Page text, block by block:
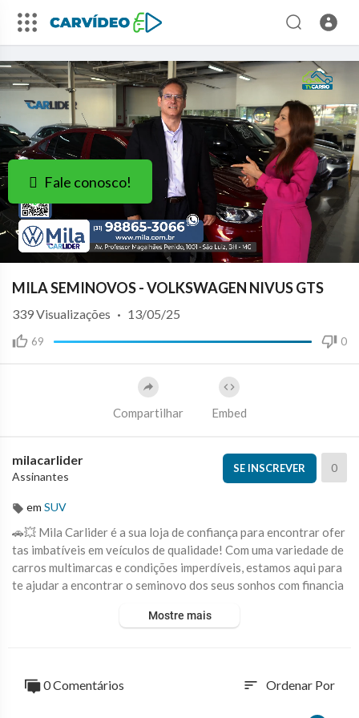
Fale conosco!
MILA SEMINOVOS - VOLKSWAGEN NIVUS GTS
69 0
339Visualizações · 13/05/25
Compartilhar Embed
milacarlider
Assinantes
SE INSCREVER 0
em SUV
🚗💥 Mila Carlider é a sua loja de confiança para encontrar ofer
tas imbatíveis em veículos de qualidade! Com uma variedade de
carros multimarcas e condições imperdíveis, estamos aqui para
te ajudar a encontrar o seminovo dos seus sonhos com financia
📍 Visite-nos: Av. Professor Magalhães Penido, 1001 - São Lui
🔹 Destaques da Semana⁣🔹
Mostre mais
0 Comentários sort Ordenar Por